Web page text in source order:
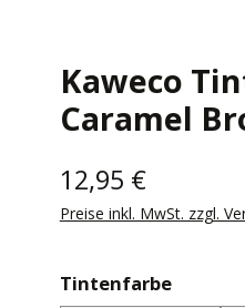
Kaweco
Caramel
12,95 €
Preise inkl. MwSt. zzgl.
Tintenfarbe